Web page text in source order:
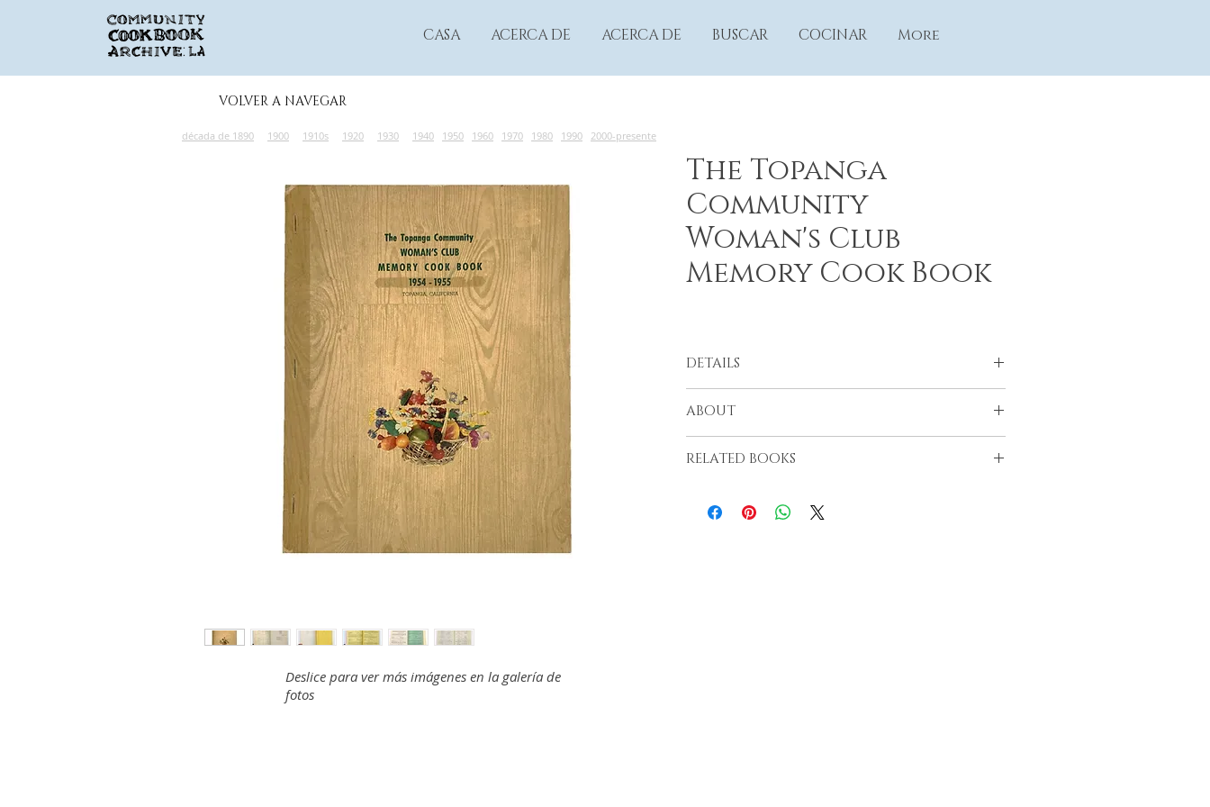
CASA ACERCA DE ACERCA DE BUSCAR COCINAR More
VOLVER A NAVEGAR
The Topanga
Community
Woman's Club
Memory Cook Book
DETAILS
Topanga, 1954
ABOUT
RELATED BOOKS
década de 1890 1900 1910s 1920 1930 1940 1950 1960 1970 1980 1990 2000-presente
Deslice para ver más imágenes en la galería de
fotos